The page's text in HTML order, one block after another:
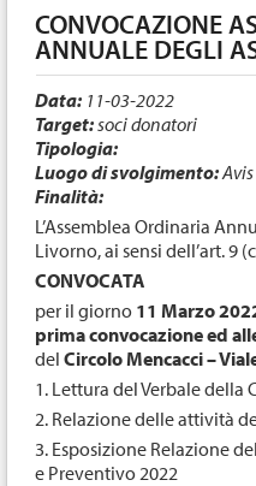
CONVOCAZIONE
ANNUALE DEGLI
Data: 11-03-2022
Target:soci donatori
Tipologia:
Luogo di svolgimento:
Finalità:
L’Assemblea Ordinaria
Livorno, ai sensi dell’art. 9
CONVOCATA
per il giorno 11 Marzo
prima convocazione ed
delCircolo Mencacci –
1. Lettura del Verbale della
2. Relazione delle attività
3. Esposizione Relazione
e Preventivo 2022